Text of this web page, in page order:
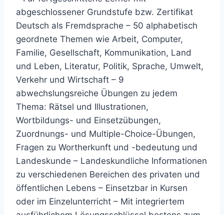
abgeschlossener Grundstufe bzw. Zertifikat
Deutsch als Fremdsprache – 50 alphabetisch
geordnete Themen wie Arbeit, Computer,
Familie, Gesellschaft, Kommunikation, Land
und Leben, Literatur, Politik, Sprache, Umwelt,
Verkehr und Wirtschaft – 9
abwechslungsreiche Übungen zu jedem
Thema: Rätsel und Illustrationen,
Wortbildungs- und Einsetzübungen,
Zuordnungs- und Multiple-Choice-Übungen,
Fragen zu Wortherkunft und -bedeutung und
Landeskunde – Landeskundliche Informationen
zu verschiedenen Bereichen des privaten und
öffentlichen Lebens – Einsetzbar in Kursen
oder im Einzelunterricht – Mit integriertem